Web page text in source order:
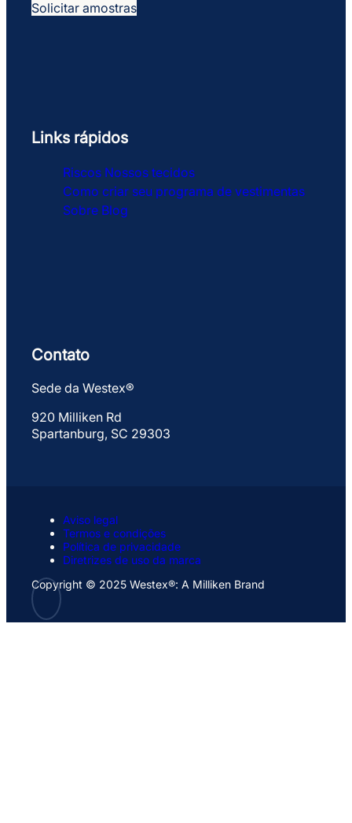
Solicitar amostras
Links rápidos
Riscos Nossos tecidos
Como criar seu programa de vestimentas
Sobre Blog
Contato
Sede da Westex®
920 Milliken Rd
Spartanburg, SC 29303
Aviso legal
Termos e condições
Política de privacidade
Diretrizes de uso da marca
Copyright © 2025 Westex®: A Milliken Brand